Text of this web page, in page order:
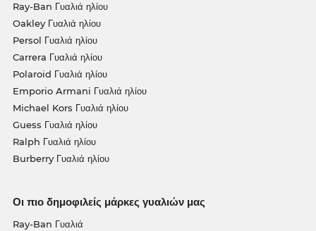
Ray-Ban Γυαλιά ηλίου
Oakley Γυαλιά ηλίου
Persol Γυαλιά ηλίου
Carrera Γυαλιά ηλίου
Polaroid Γυαλιά ηλίου
Emporio Armani Γυαλιά ηλίου
Michael Kors Γυαλιά ηλίου
Guess Γυαλιά ηλίου
Ralph Γυαλιά ηλίου
Burberry Γυαλιά ηλίου
Οι πιο δημοφιλείς μάρκες γυαλιών μας
Ray-Ban Γυαλιά